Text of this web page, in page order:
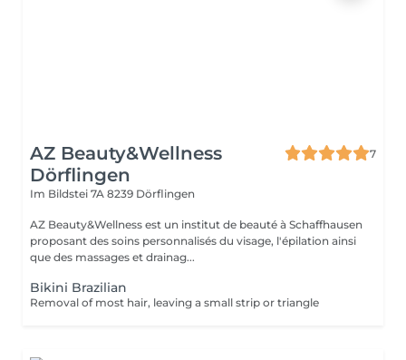
AZ Beauty&Wellness
Dörflingen
7
Im Bildstei 7A 8239 Dörflingen
AZ Beauty&Wellness est un institut de beauté à Schaffhausen
proposant des soins personnalisés du visage, l'épilation ainsi
que des massages et drainag...
Bikini Brazilian
Removal of most hair, leaving a small strip or triangle